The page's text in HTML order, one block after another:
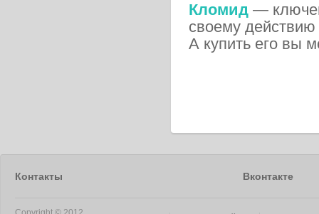
Кломид —
своему
А купить его вы
Контакты Вконтакте